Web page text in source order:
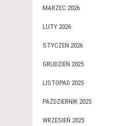
MARZEC 2026
LUTY 2026
STYCZEŃ 2026
GRUDZIEŃ 2025
LISTOPAD 2025
PAŹDZIERNIK 2025
WRZESIEŃ 2025